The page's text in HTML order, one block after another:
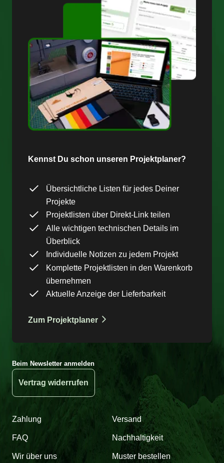
Kennst Du schon unseren Projektplaner?
Übersichtliche Listen für jedes Deiner
Projekte
Projektlisten über Direkt-Link teilen
Alle wichtigen technischen Details im
Überblick
Individuelle Notizen zu jedem Projekt
Komplette Projektlisten in den Warenkorb
übernehmen
Aktuelle Anzeige der Lieferbarkeit
Zum Projektplaner
Beim Newsletter anmelden
Vertrag widerrufen
Zahlung Versand
FAQ Nachhaltigkeit
Wir über uns Muster bestellen